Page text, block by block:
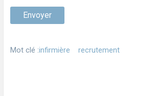
Mot clé :infirmière recrutement